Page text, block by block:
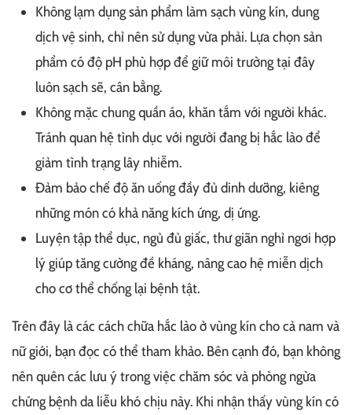
Không lạm dụng sản phẩm làm sạch vùng kín, dung
dịch vệ sinh, chỉ nên sử dụng vừa phải. Lựa chọn sản
phẩm có độ pH phù hợp để giữ môi trường tại đây
luôn sạch sẽ, cân bằng.
Không mặc chung quần áo, khăn tắm với người khác.
Tránh quan hệ tình dục với người đang bị hắc lào để
giảm tình trạng lây nhiễm.
Đảm bảo chế độ ăn uống đầy đủ dinh dưỡng, kiêng
những món có khả năng kích ứng, dị ứng.
Luyện tập thể dục, ngủ đủ giấc, thư giãn nghỉ ngơi hợp
lý giúp tăng cường đề kháng, nâng cao hệ miễn dịch
cho cơ thể chống lại bệnh tật.
Trên đây là các cách chữa hắc lào ở vùng kín cho cả nam và
nữ giới, bạn đọc có thể tham khảo. Bên cạnh đó, bạn không
nên quên các lưu ý trong việc chăm sóc và phòng ngừa
chứng bệnh da liễu khó chịu này. Khi nhận thấy vùng kín có